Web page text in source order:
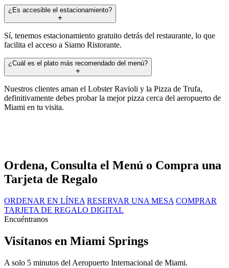
¿Es accesible el estacionamiento?
Sí, tenemos estacionamiento gratuito detrás del restaurante, lo que
facilita el acceso a Siamo Ristorante.
¿Cuál es el plato más recomendado del menú?
Nuestros clientes aman el Lobster Ravioli y la Pizza de Trufa,
definitivamente debes probar la mejor pizza cerca del aeropuerto de
Miami en tu visita.
Ordena, Consulta el Menú o Compra una
Tarjeta de Regalo
ORDENAR EN LÍNEA RESERVAR UNA MESA COMPRAR
TARJETA DE REGALO DIGITAL
Encuéntranos
Visítanos en Miami Springs
A solo 5 minutos del Aeropuerto Internacional de Miami.